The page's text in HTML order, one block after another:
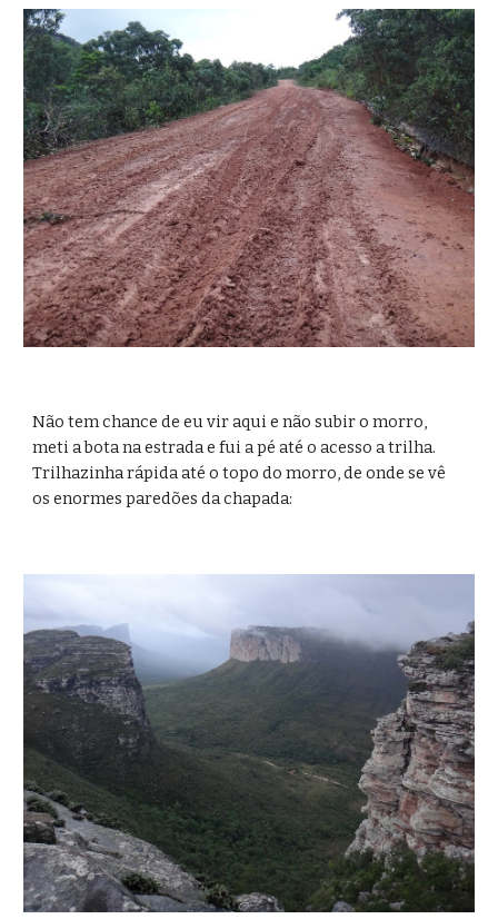
Não tem chance de eu vir aqui e não subir o morro,
meti a bota na estrada e fui a pé até o acesso a trilha.
Trilhazinha rápida até o topo do morro, de onde se vê
os enormes paredões da chapada: